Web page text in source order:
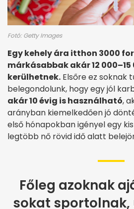
Fotó: Getty Images
Egy kehely ára itthon 3000
márkásabbak akár 12
kerülhetnek. Elsőre ez soknak
belegondolunk, hogy egy jól
akár 10 évig is használható,
arányban kiemelkedően jó
első hónapokban igényel egy
legtöbb nő rövid idő alatt
Főleg azoknak
sokat sportolnak,